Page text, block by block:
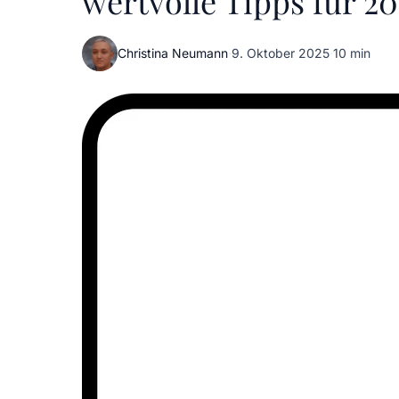
Christina Neumann·9. Oktober 2025·10 min